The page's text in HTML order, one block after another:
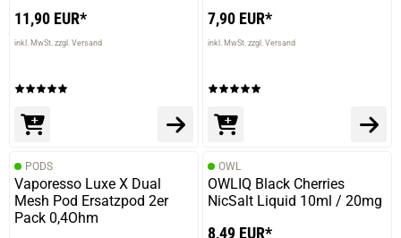
11,90 EUR*
inkl. MwSt. zzgl. Versand
7,90 EUR*
inkl. MwSt. zzgl. Versand
PODS
Vaporesso Luxe X Dual
Mesh Pod Ersatzpod 2er
Pack 0,4Ohm
OWL
OWLIQ Black Cherries
NicSalt Liquid 10ml / 20mg
8,49 EUR*